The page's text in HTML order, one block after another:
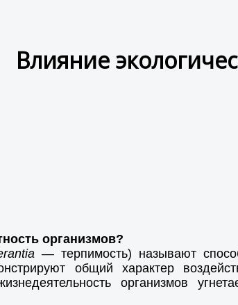
Влияние
организмов?
— терпимость) называют
общий характер
организмов